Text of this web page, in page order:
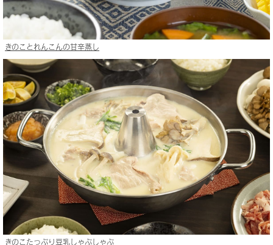
きのことれんこんの甘辛蒸し
きのこたっぷり豆乳しゃぶしゃぶ